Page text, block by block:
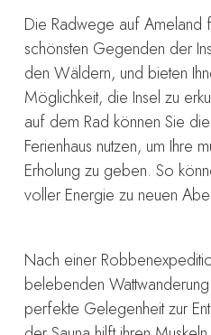
Die Radwege auf Ameland
schönsten Gegenden der
den Wäldern, und bieten
Möglichkeit, die Insel zu
auf dem Rad können Sie
Ferienhaus nutzen, um Ihre
Erholung zu geben. So
voller Energie zu neuen
Nach einer
belebenden
perfekte Gelegenheit zur